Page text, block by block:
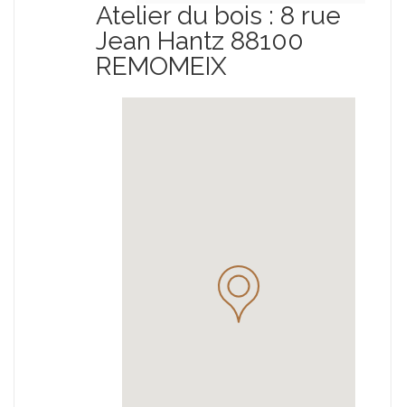
Atelier du bois : 8 rue
Jean Hantz 88100
REMOMEIX